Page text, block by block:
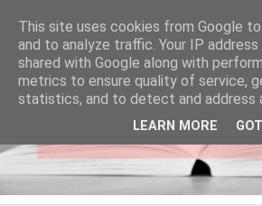
This site uses cookies from Google
and to analyze traffic. Your IP
shared with Google along with
metrics to ensure quality of service,
statistics, and to detect and address
LEARN MORE